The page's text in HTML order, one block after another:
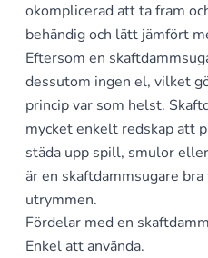
okomplicerad att ta fram
behändig och lätt jämfört
Eftersom en
dessutom ingen el, vilket
princip var som helst.
mycket enkelt redskap att
städa upp spill, smulor
är en skaftdammsugare
utrymmen.
Fördelar med en
Enkel att använda.